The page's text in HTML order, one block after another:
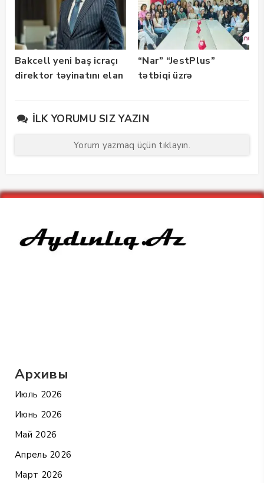
Bakcell yeni baş icraçı
direktor təyinatını elan
“Nar” “JestPlus”
tətbiqi üzrə
İLK YORUMU SIZ YAZIN
Yorum yazmaq üçün tıklayın.
Архивы
Июль 2026
Июнь 2026
Май 2026
Апрель 2026
Март 2026